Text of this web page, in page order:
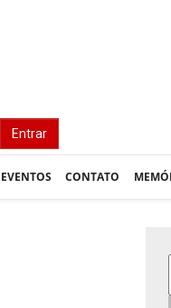
Entrar
EVENTOS CONTATO